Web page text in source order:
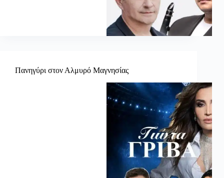
Πανηγύρι στον Αλμυρό Μαγνησίας